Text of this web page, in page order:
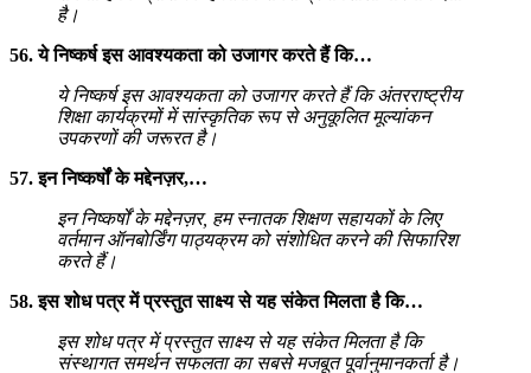
है।
56. ये निष्कर्ष इस आवश्यकता को उजागर करते हैं कि…
ये निष्कर्ष इस आवश्यकता को उजागर करते हैं कि अंतरराष्ट्रीय
शिक्षा कार्यक्रमों में सांस्कृतिक रूप से अनुकूलित मूल्यांकन
उपकरणों की जरूरत है।
57. इन निष्कर्षों के मद्देनज़र,…
इन निष्कर्षों के मद्देनज़र, हम स्नातक शिक्षण सहायकों के लिए
वर्तमान ऑनबोर्डिंग पाठ्यक्रम को संशोधित करने की सिफारिश
करते हैं।
58. इस शोध पत्र में प्रस्तुत साक्ष्य से यह संकेत मिलता है कि…
इस शोध पत्र में प्रस्तुत साक्ष्य से यह संकेत मिलता है कि
संस्थागत समर्थन सफलता का सबसे मजबूत पूर्वानुमानकर्ता है।